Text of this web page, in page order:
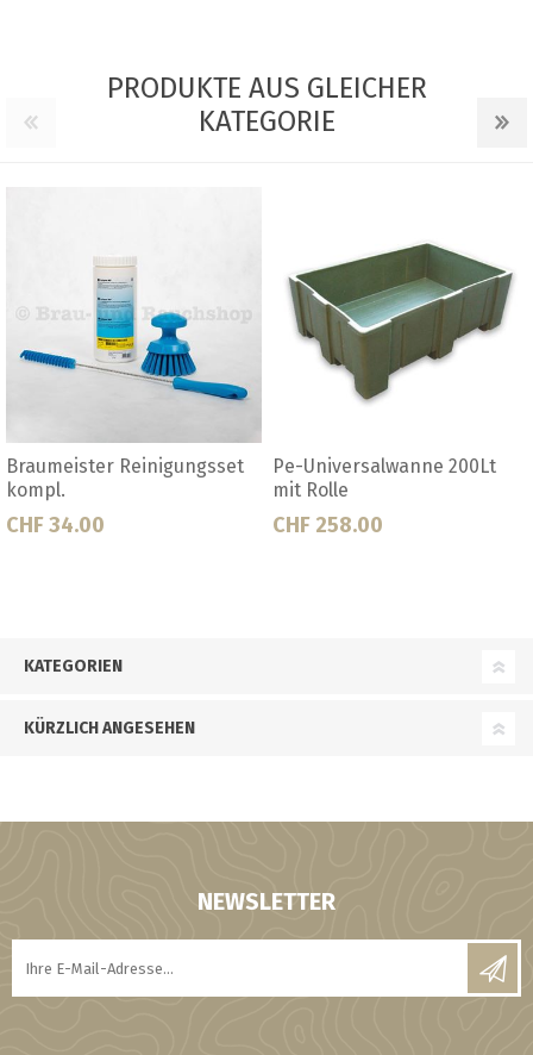
PRODUKTE AUS GLEICHER
KATEGORIE
200Lt
Schlauch-Set 10 Meter BM
200 Speidel
CHF 323.50
KATEGORIEN
KÜRZLICH ANGESEHEN
NEWSLETTER